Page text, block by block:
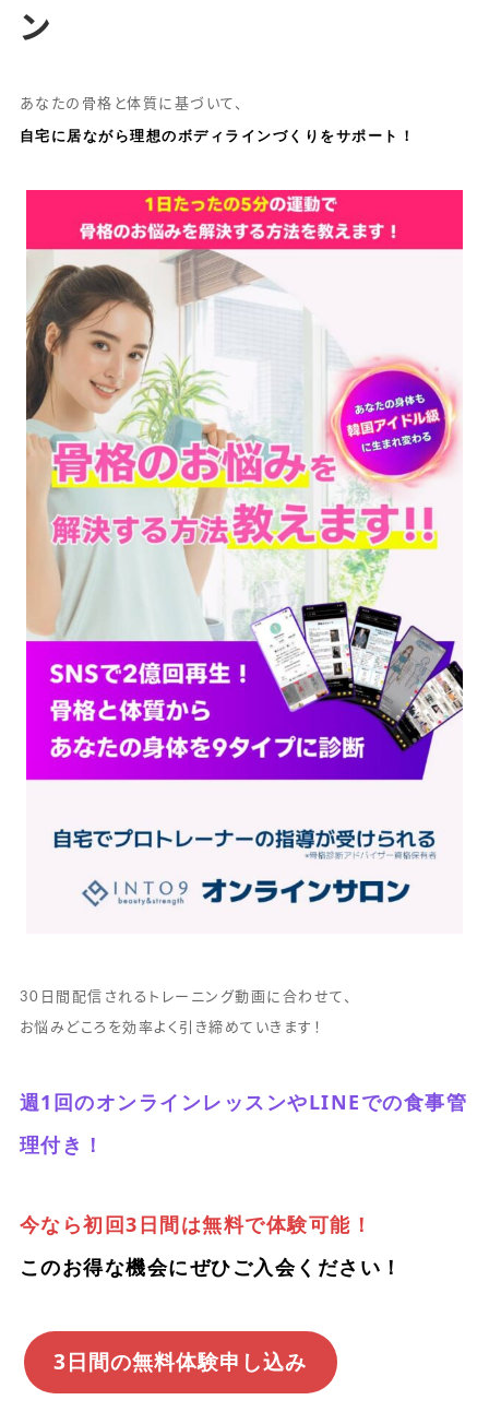
ン
あなたの骨格と体質に基づいて、
自宅に居ながら理想のボディラインづくりをサポート！
30日間配信されるトレーニング動画に合わせて、
お悩みどころを効率よく引き締めていきます！
週1回のオンラインレッスンやLINEでの食事管
理付き！
今なら初回3日間は無料で体験可能！
このお得な機会にぜひご入会ください！
3日間の無料体験申し込み